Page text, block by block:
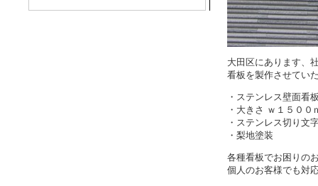
大田区にあります、
看板を製作させてい
・ステンレス壁面看
・大きさ ｗ１５０
・ステンレス切り文
・梨地塗装
各種看板でお困りの
個人のお客様でも対